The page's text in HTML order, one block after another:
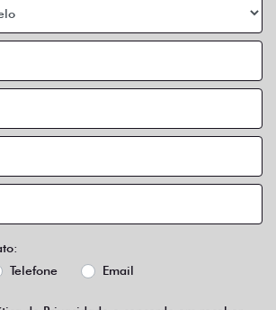
Telefone Email